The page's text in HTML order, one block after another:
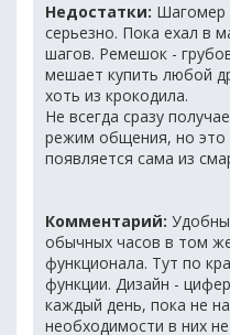
Недостатки: Шагомер
серьезно. Пока ехал в
шагов. Ремешок -
мешает купить любой
хоть из крокодила.
Не всегда сразу
режим общения, но это
появляется сама из
Комментарий:
обычных часов в том
функционала. Тут по
функции. Дизайн -
каждый день, пока не
необходимости в них